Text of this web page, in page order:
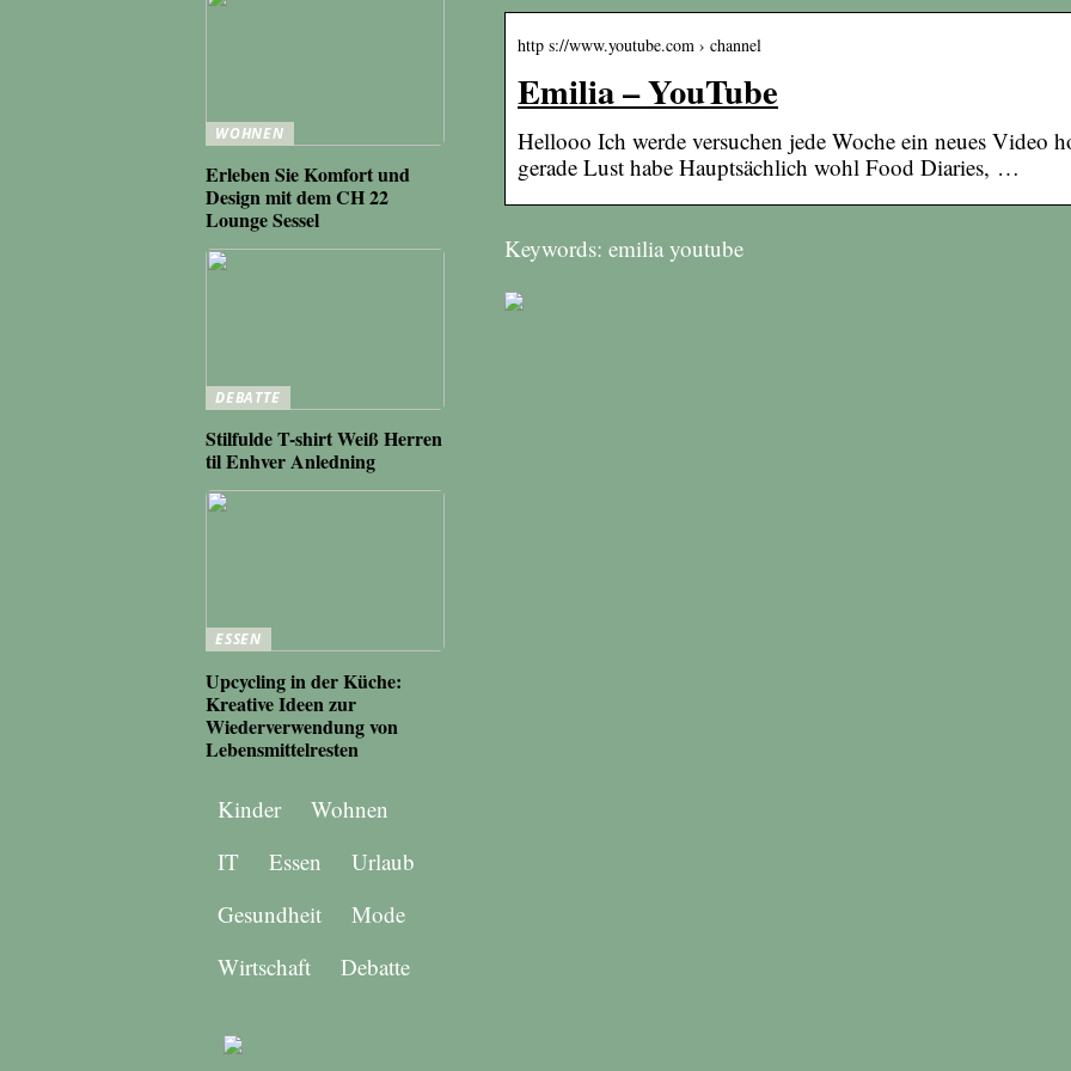
http s://www.youtube.com › channel
Emilia – YouTube
Hellooo Ich werde versuchen jede Woche ein neues Video
gerade Lust habe Hauptsächlich wohl Food Diaries, …
Keywords: emilia youtube
WOHNEN
Erleben Sie Komfort und
Design mit dem CH 22
Lounge Sessel
DEBATTE
Stilfulde T-shirt Weiß Herren
til Enhver Anledning
ESSEN
Upcycling in der Küche:
Kreative Ideen zur
Wiederverwendung von
Lebensmittelresten
Kinder
Wohnen
IT
Essen
Urlaub
Gesundheit
Mode
Wirtschaft
Debatte